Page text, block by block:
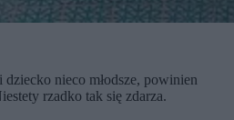
nieco młodsze, powinien
rzadko tak się zdarza.